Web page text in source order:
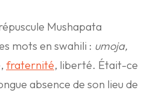
Mushapata
mots en swahili : umoja,
fraternité, liberté. Était-ce
absence de son lieu de